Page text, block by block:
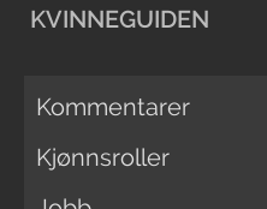
KVINNEGUIDEN
Kommentarer
Kjønnsroller